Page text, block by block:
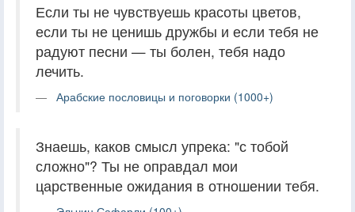
Если ты не чувствуешь красоты цветов,
если ты не ценишь дружбы и если тебя не
радуют песни — ты болен, тебя надо
лечить.
Арабские пословицы и поговорки (1000+)
Знаешь, каков смысл упрека: "с тобой
сложно"? Ты не оправдал мои
царственные ожидания в отношении тебя.